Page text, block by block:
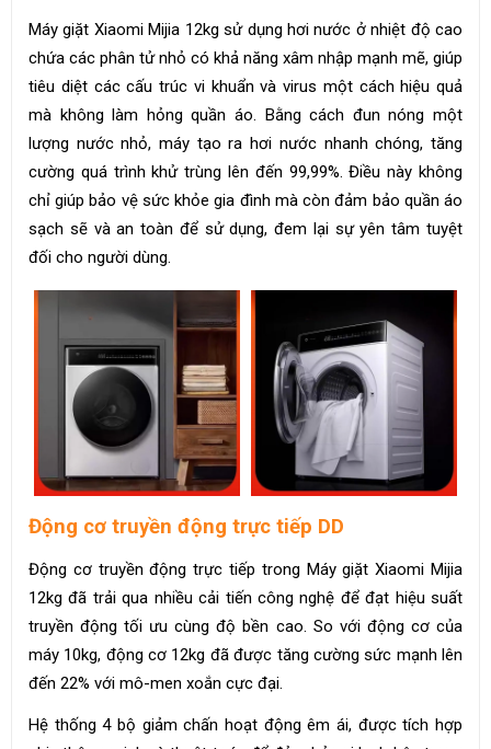
Máy giặt Xiaomi Mijia 12kg sử dụng hơi nước ở nhiệt độ cao
chứa các phân tử nhỏ có khả năng xâm nhập mạnh mẽ, giúp
tiêu diệt các cấu trúc vi khuẩn và virus một cách hiệu quả
mà không làm hỏng quần áo. Bằng cách đun nóng một
lượng nước nhỏ, máy tạo ra hơi nước nhanh chóng, tăng
cường quá trình khử trùng lên đến 99,99%. Điều này không
chỉ giúp bảo vệ sức khỏe gia đình mà còn đảm bảo quần áo
sạch sẽ và an toàn để sử dụng, đem lại sự yên tâm tuyệt
đối cho người dùng.
Động cơ truyền động trực tiếp DD
Động cơ truyền động trực tiếp trong Máy giặt Xiaomi Mijia
12kg đã trải qua nhiều cải tiến công nghệ để đạt hiệu suất
truyền động tối ưu cùng độ bền cao. So với động cơ của
máy 10kg, động cơ 12kg đã được tăng cường sức mạnh lên
đến 22% với mô-men xoắn cực đại.
Hệ thống 4 bộ giảm chấn hoạt động êm ái, được tích hợp